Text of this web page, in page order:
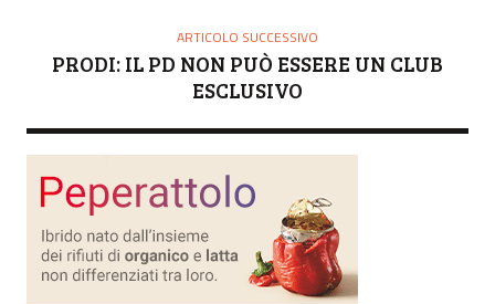
ARTICOLO SUCCESSIVO
PRODI: IL PD NON PUÒ ESSERE UN CLUB
ESCLUSIVO